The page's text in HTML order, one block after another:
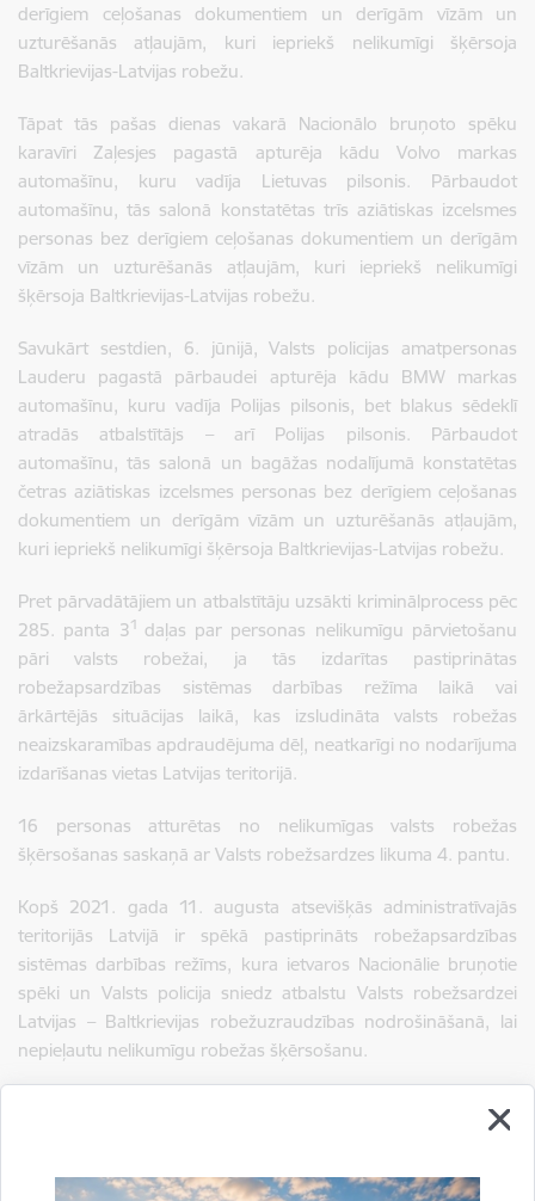
derīgiem ceļošanas dokumentiem un derīgām vīzām un
uzturēšanās atļaujām, kuri iepriekš nelikumīgi šķērsoja
Baltkrievijas-Latvijas robežu.
Tāpat tās pašas dienas vakarā Nacionālo bruņoto spēku
karavīri Zaļesjes pagastā apturēja kādu Volvo markas
automašīnu, kuru vadīja Lietuvas pilsonis. Pārbaudot
automašīnu, tās salonā konstatētas trīs aziātiskas izcelsmes
personas bez derīgiem ceļošanas dokumentiem un derīgām
vīzām un uzturēšanās atļaujām, kuri iepriekš nelikumīgi
šķērsoja Baltkrievijas-Latvijas robežu.
Savukārt sestdien, 6. jūnijā, Valsts policijas amatpersonas
Lauderu pagastā pārbaudei apturēja kādu BMW markas
automašīnu, kuru vadīja Polijas pilsonis, bet blakus sēdeklī
atradās atbalstītājs – arī Polijas pilsonis. Pārbaudot
automašīnu, tās salonā un bagāžas nodalījumā konstatētas
četras aziātiskas izcelsmes personas bez derīgiem ceļošanas
dokumentiem un derīgām vīzām un uzturēšanās atļaujām,
kuri iepriekš nelikumīgi šķērsoja Baltkrievijas-Latvijas robežu.
Pret pārvadātājiem un atbalstītāju uzsākti kriminālprocess pēc
285. panta 31 daļas par personas nelikumīgu pārvietošanu
pāri valsts robežai, ja tās izdarītas pastiprinātas
robežapsardzības sistēmas darbības režīma laikā vai
ārkārtējās situācijas laikā, kas izsludināta valsts robežas
neaizskaramības apdraudējuma dēļ, neatkarīgi no nodarījuma
izdarīšanas vietas Latvijas teritorijā.
16 personas atturētas no nelikumīgas valsts robežas
šķērsošanas saskaņā ar Valsts robežsardzes likuma 4. pantu.
Kopš 2021. gada 11. augusta atsevišķās administratīvajās
teritorijās Latvijā ir spēkā pastiprināts robežapsardzības
sistēmas darbības režīms, kura ietvaros Nacionālie bruņotie
spēki un Valsts policija sniedz atbalstu Valsts robežsardzei
Latvijas – Baltkrievijas robežuzraudzības nodrošināšanā, lai
nepieļautu nelikumīgu robežas šķērsošanu.
vietējo iedzīvotāju modrībai un savlaicīgai informācijas
Izsakām pateicību iedzīvotājiem, kuri atbalsta robežsargus,